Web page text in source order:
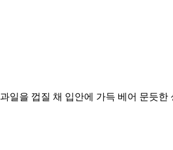
일을 껍질 채 입안에 가득 베어 문듯한